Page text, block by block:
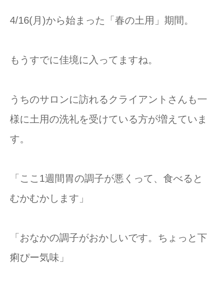
4/16(月)から始まった「春の土用」期間。
もうすでに佳境に入ってますね。
うちのサロンに訪れるクライアントさんも一
様に土用の洗礼を受けている方が増えていま
す。
「ここ1週間胃の調子が悪くって、食べると
むかむかします」
「おなかの調子がおかしいです。ちょっと下
痢ぴー気味」